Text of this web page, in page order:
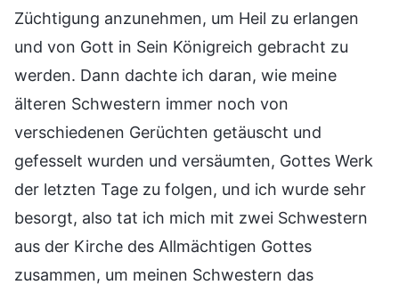
Züchtigung anzunehmen, um Heil zu erlangen
und von Gott in Sein Königreich gebracht zu
werden. Dann dachte ich daran, wie meine
älteren Schwestern immer noch von
verschiedenen Gerüchten getäuscht und
gefesselt wurden und versäumten, Gottes Werk
der letzten Tage zu folgen, und ich wurde sehr
besorgt, also tat ich mich mit zwei Schwestern
aus der Kirche des Allmächtigen Gottes
zusammen, um meinen Schwestern das